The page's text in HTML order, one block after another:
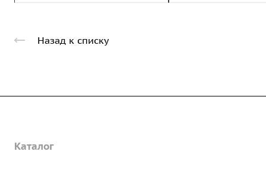
Назад к списку
О предприятии
Каталог